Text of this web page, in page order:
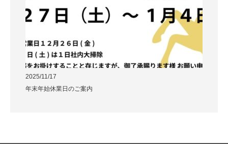
2025/11/17
年末年始休業日のご案内